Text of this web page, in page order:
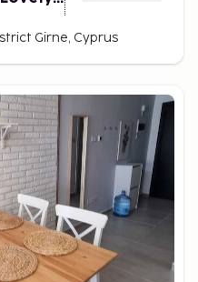
Girne, Cyprus